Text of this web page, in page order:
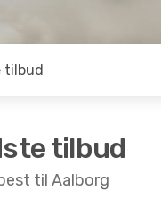
tilbud
tilbud
til Aalborg